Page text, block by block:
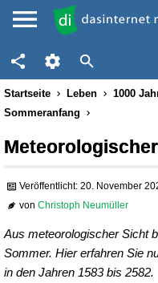
Startseite Leben 1000
Sommeranfang
Veröffentlicht: 20. November
vonChristoph Neumüller
Aus meteorologischer Sicht
Sommer. Hier erfahren Sie
in den Jahren 1583 bis 2582.